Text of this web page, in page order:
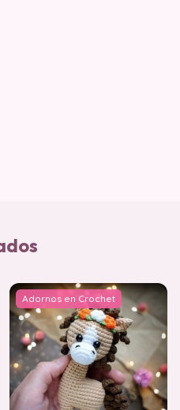
Adornos en Crochet